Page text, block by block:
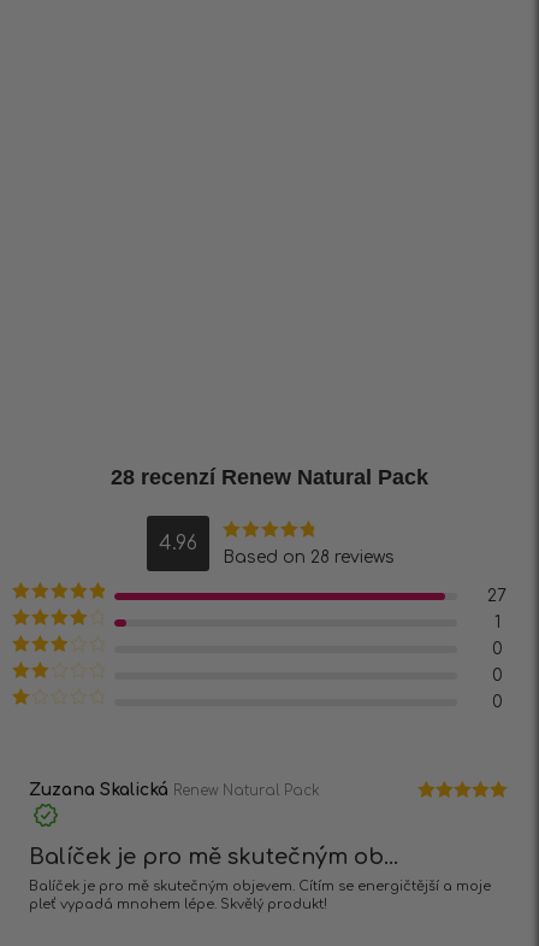
28 recenzí Renew Natural Pack
4.96
Hodnocení
Based on 28 reviews
Hodnocení5
z 5
27
Hodnocení
4z 5
1
Hodnocení
z 5
0
Hodnocení
0
0
Zuzana Skalická Renew Natural Pack
Balíček je pro mě skutečným ob...
Balíček je pro mě skutečným objevem. Cítím se energičtější a moje
pleť vypadá mnohem lépe. Skvělý produkt!